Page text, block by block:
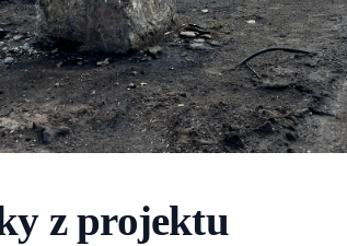
z projektu